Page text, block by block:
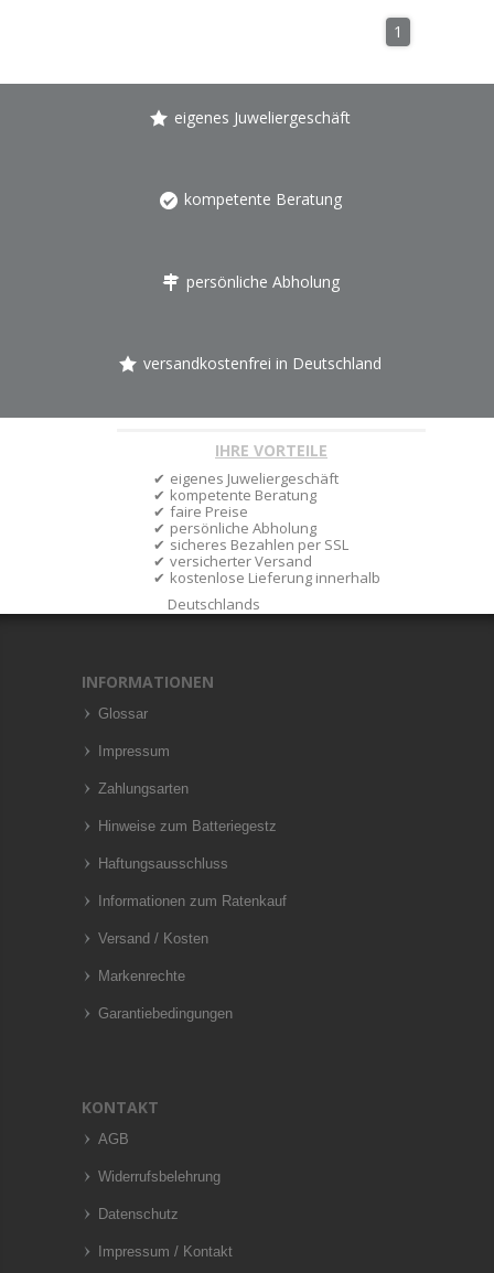
1
eigenes Juweliergeschäft
kompetente Beratung
persönliche Abholung
versandkostenfrei in Deutschland
IHRE VORTEILE
eigenes Juweliergeschäft
kompetente Beratung
faire Preise
persönliche Abholung
sicheres Bezahlen per SSL
versicherter Versand
kostenlose Lieferung innerhalb
Deutschlands
INFORMATIONEN
Glossar
Impressum
Zahlungsarten
Hinweise zum Batteriegestz
Haftungsausschluss
Informationen zum Ratenkauf
Versand / Kosten
Markenrechte
Garantiebedingungen
KONTAKT
AGB
Widerrufsbelehrung
Datenschutz
Impressum / Kontakt